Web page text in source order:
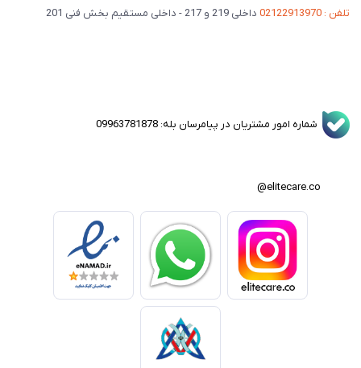
تلفن : 02122913970
داخلی 219 و 217 - داخلی مستقیم بخش فنی 201
شماره امور مشتریان در پیامرسان بله: 09963781878